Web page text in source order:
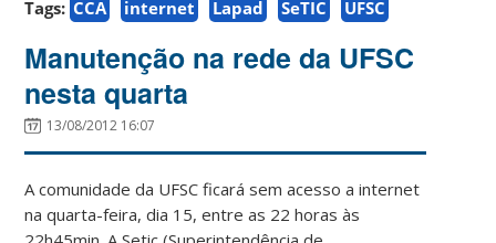
Tags: CCA internet Lapad SeTIC UFSC
Manutenção na rede da UFSC
nesta quarta
13/08/2012 16:07
A comunidade da UFSC ficará sem acesso a internet
na quarta-feira, dia 15, entre as 22 horas às